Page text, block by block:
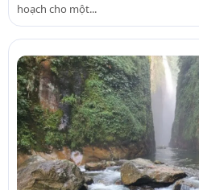
hoạch cho một...